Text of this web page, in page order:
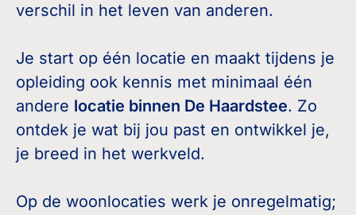
verschil in het leven van anderen.
Je start op één locatie en maakt tijdens je
opleiding ook kennis met minimaal één
andere locatie binnen De Haardstee. Zo
ontdek je wat bij jou past en ontwikkel je,
je breed in het werkveld.
Op de woonlocaties werk je onregelmatig;